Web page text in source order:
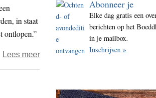
i
t
in staat
ontlopen.”
Lees meerover
Abonneer je
Elke dag gratis een
berichten op het
in je mailbox.
Inschrijven »